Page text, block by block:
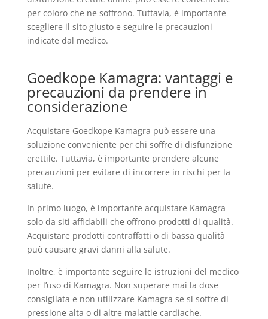
per coloro che ne soffrono. Tuttavia, è importante
scegliere il sito giusto e seguire le precauzioni
indicate dal medico.
Goedkope Kamagra: vantaggi e
precauzioni da prendere in
considerazione
Acquistare Goedkope Kamagra può essere una
soluzione conveniente per chi soffre di disfunzione
erettile. Tuttavia, è importante prendere alcune
precauzioni per evitare di incorrere in rischi per la
salute.
In primo luogo, è importante acquistare Kamagra
solo da siti affidabili che offrono prodotti di qualità.
Acquistare prodotti contraffatti o di bassa qualità
può causare gravi danni alla salute.
Inoltre, è importante seguire le istruzioni del medico
per l’uso di Kamagra. Non superare mai la dose
consigliata e non utilizzare Kamagra se si soffre di
pressione alta o di altre malattie cardiache.